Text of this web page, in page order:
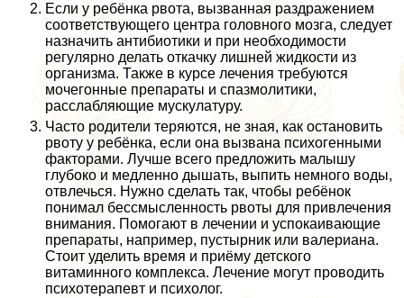
Если у ребёнка рвота, вызванная раздражением
соответствующего центра головного мозга, следует
назначить антибиотики и при необходимости
регулярно делать откачку лишней жидкости из
организма. Также в курсе лечения требуются
мочегонные препараты и спазмолитики,
расслабляющие мускулатуру.
Часто родители теряются, не зная, как остановить
рвоту у ребёнка, если она вызвана психогенными
факторами. Лучше всего предложить малышу
глубоко и медленно дышать, выпить немного воды,
отвлечься. Нужно сделать так, чтобы ребёнок
понимал бессмысленность рвоты для привлечения
внимания. Помогают в лечении и успокаивающие
препараты, например, пустырник или валериана.
Стоит уделить время и приёму детского
витаминного комплекса. Лечение могут проводить
психотерапевт и психолог.